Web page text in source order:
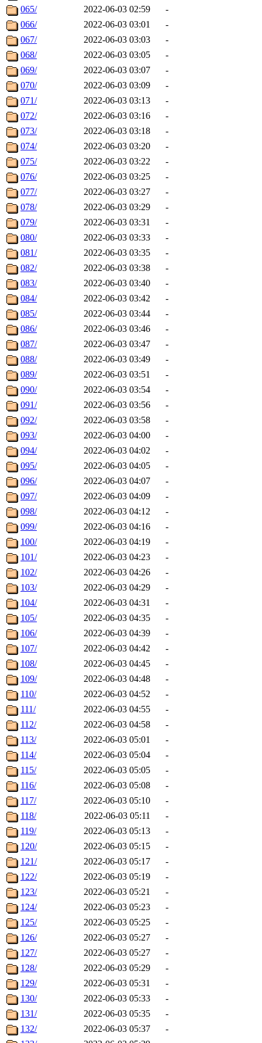
065/
2022-06-03 02:59
-
066/
2022-06-03 03:01
-
067/
2022-06-03 03:03
-
068/
2022-06-03 03:05
-
069/
2022-06-03 03:07
-
070/
2022-06-03 03:09
-
071/
2022-06-03 03:13
-
072/
2022-06-03 03:16
-
073/
2022-06-03 03:18
-
074/
2022-06-03 03:20
-
075/
2022-06-03 03:22
-
076/
2022-06-03 03:25
-
077/
2022-06-03 03:27
-
078/
2022-06-03 03:29
-
079/
2022-06-03 03:31
-
080/
2022-06-03 03:33
-
081/
2022-06-03 03:35
-
082/
2022-06-03 03:38
-
083/
2022-06-03 03:40
-
084/
2022-06-03 03:42
-
085/
2022-06-03 03:44
-
086/
2022-06-03 03:46
-
087/
2022-06-03 03:47
-
088/
2022-06-03 03:49
-
089/
2022-06-03 03:51
-
090/
2022-06-03 03:54
-
091/
2022-06-03 03:56
-
092/
2022-06-03 03:58
-
093/
2022-06-03 04:00
-
094/
2022-06-03 04:02
-
095/
2022-06-03 04:05
-
096/
2022-06-03 04:07
-
097/
2022-06-03 04:09
-
098/
2022-06-03 04:12
-
099/
2022-06-03 04:16
-
100/
2022-06-03 04:19
-
101/
2022-06-03 04:23
-
102/
2022-06-03 04:26
-
103/
2022-06-03 04:29
-
104/
2022-06-03 04:31
-
105/
2022-06-03 04:35
-
106/
2022-06-03 04:39
-
107/
2022-06-03 04:42
-
108/
2022-06-03 04:45
-
109/
2022-06-03 04:48
-
110/
2022-06-03 04:52
-
111/
2022-06-03 04:55
-
112/
2022-06-03 04:58
-
113/
2022-06-03 05:01
-
114/
2022-06-03 05:04
-
115/
2022-06-03 05:05
-
116/
2022-06-03 05:08
-
117/
2022-06-03 05:10
-
118/
2022-06-03 05:11
-
119/
2022-06-03 05:13
-
120/
2022-06-03 05:15
-
121/
2022-06-03 05:17
-
122/
2022-06-03 05:19
-
123/
2022-06-03 05:21
-
124/
2022-06-03 05:23
-
125/
2022-06-03 05:25
-
126/
2022-06-03 05:27
-
127/
2022-06-03 05:27
-
128/
2022-06-03 05:29
-
129/
2022-06-03 05:31
-
130/
2022-06-03 05:33
-
131/
2022-06-03 05:35
-
132/
2022-06-03 05:37
-